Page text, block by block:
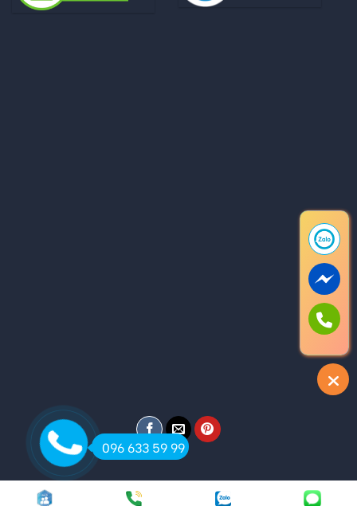
096 633 59 99